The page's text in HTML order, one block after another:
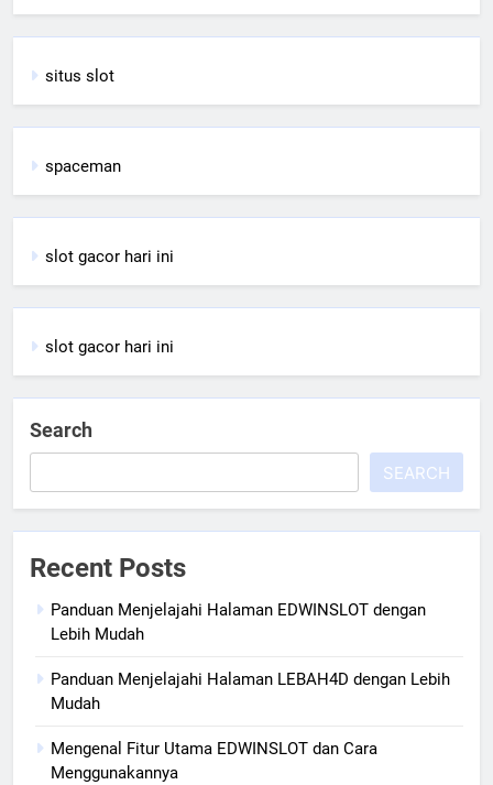
situs slot
spaceman
slot gacor hari ini
slot gacor hari ini
Search
SEARCH
Recent Posts
Panduan Menjelajahi Halaman EDWINSLOT dengan
Lebih Mudah
Panduan Menjelajahi Halaman LEBAH4D dengan Lebih
Mudah
Mengenal Fitur Utama EDWINSLOT dan Cara
Menggunakannya